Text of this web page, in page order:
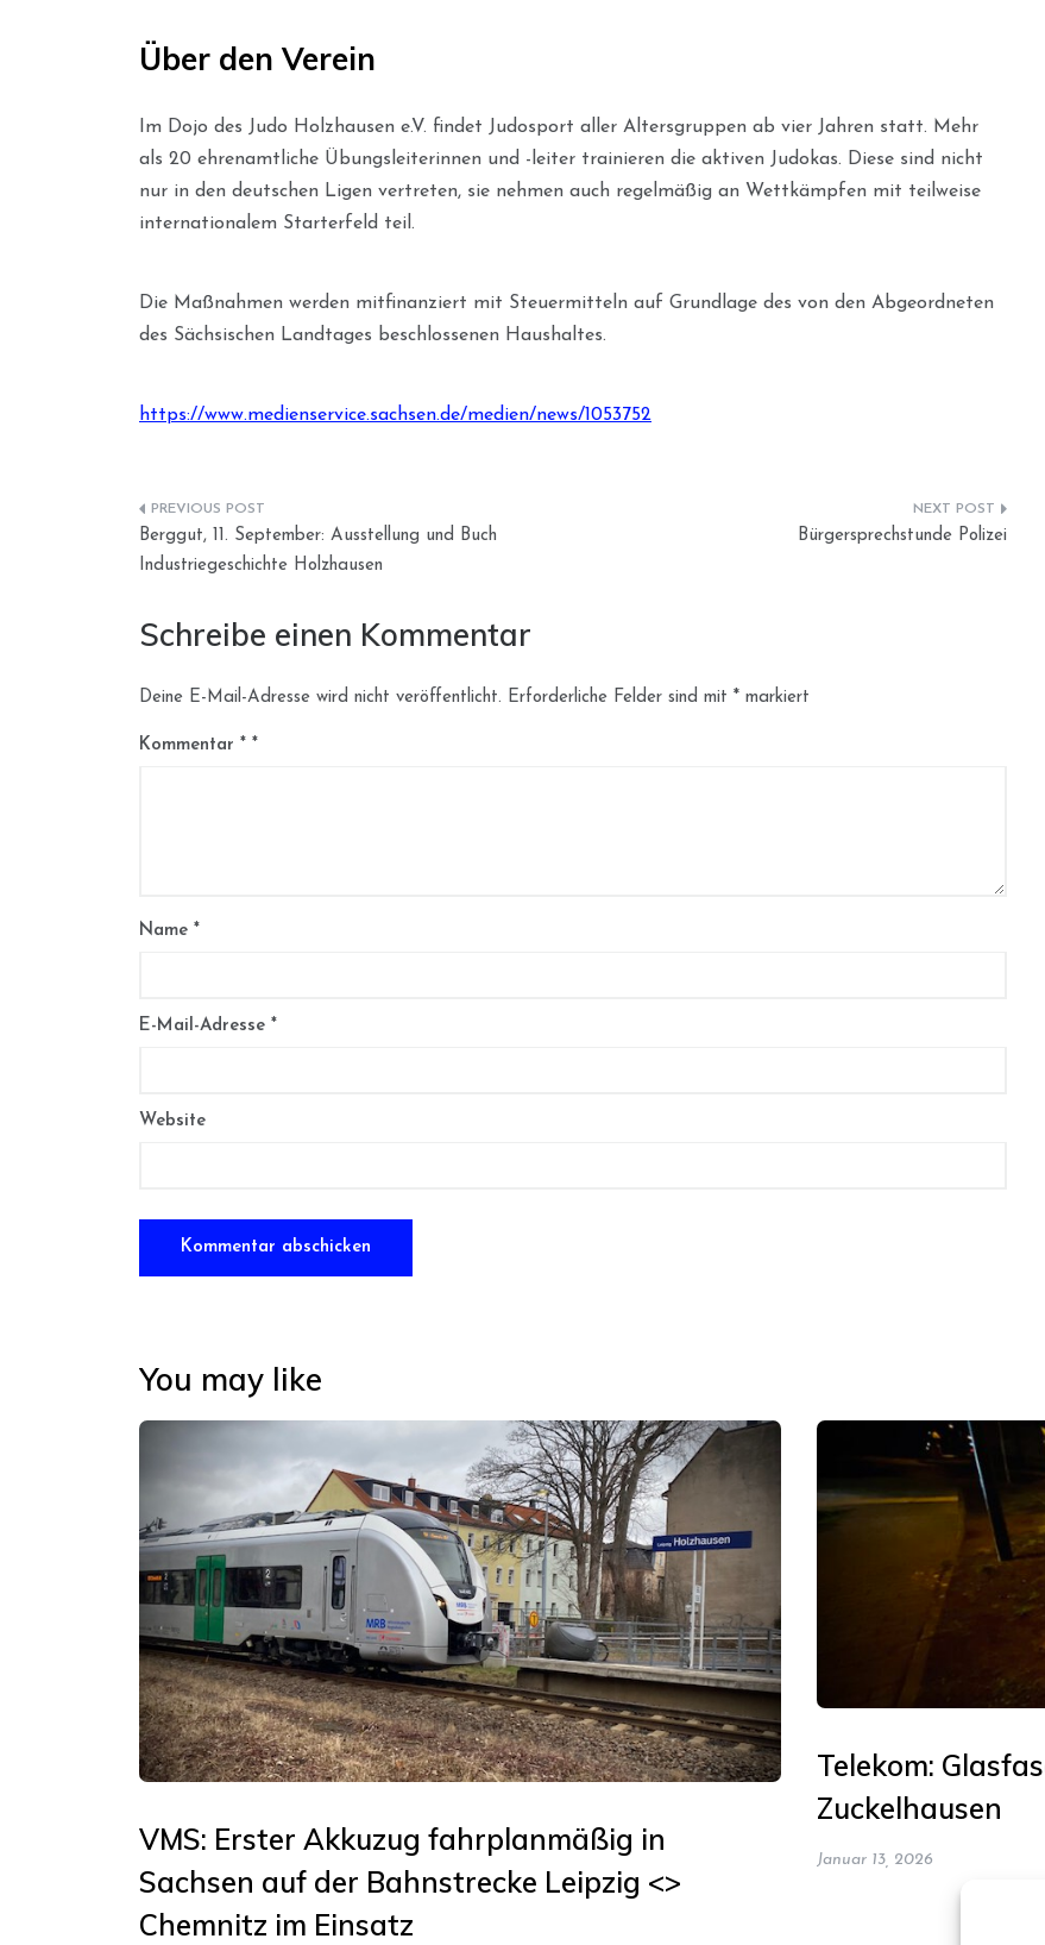
Über den Verein
Im Dojo des Judo Holzhausen e.V. findet Judosport aller Altersgruppen ab vier Jahren statt. Mehr
als 20 ehrenamtliche Übungsleiterinnen und -leiter trainieren die aktiven Judokas. Diese sind nicht
nur in den deutschen Ligen vertreten, sie nehmen auch regelmäßig an Wettkämpfen mit teilweise
internationalem Starterfeld teil.
Die Maßnahmen werden mitfinanziert mit Steuermitteln auf Grundlage des von den Abgeordneten
des Sächsischen Landtages beschlossenen Haushaltes.
https://www.medienservice.sachsen.de/medien/news/1053752
Beitragsnavigation
Berggut, 11. September: Ausstellung und Buch
Industriegeschichte Holzhausen
Bürgersprechstunde Polizei
Schreibe einen Kommentar
Deine E-Mail-Adresse wird nicht veröffentlicht. Erforderliche Felder sind mit * markiert
Kommentar *
Name *
E-Mail-Adresse *
Website
You may like
VMS: Erster Akkuzug fahrplanmäßig in
Sachsen auf der Bahnstrecke Leipzig <>
Chemnitz im Einsatz
Telekom:
Zuckelhausen
Januar 13, 2026